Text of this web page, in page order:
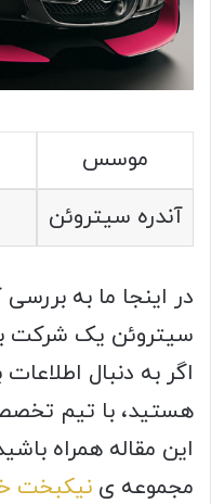
موسس
آندره سیتروئن
در اینجا ما به
سیتروئن یک شرکت
اگر به دنبال
هستید، با تیم
این مقاله همراه
مجموعه ی نیکبخت